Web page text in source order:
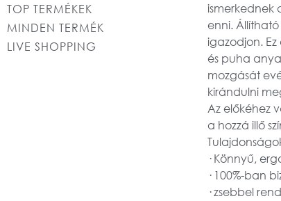
TOP TERMÉKEK
MINDEN TERMÉK
LIVE SHOPPING
ismerkednek
enni.
igazodjon.
és puha
mozgását
kirándulni
Az előkéhez
a hozzá illő
· Könnyű,
· 100%-ban
· zsebbel